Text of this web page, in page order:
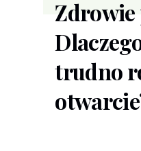
Zdrowie
trudno